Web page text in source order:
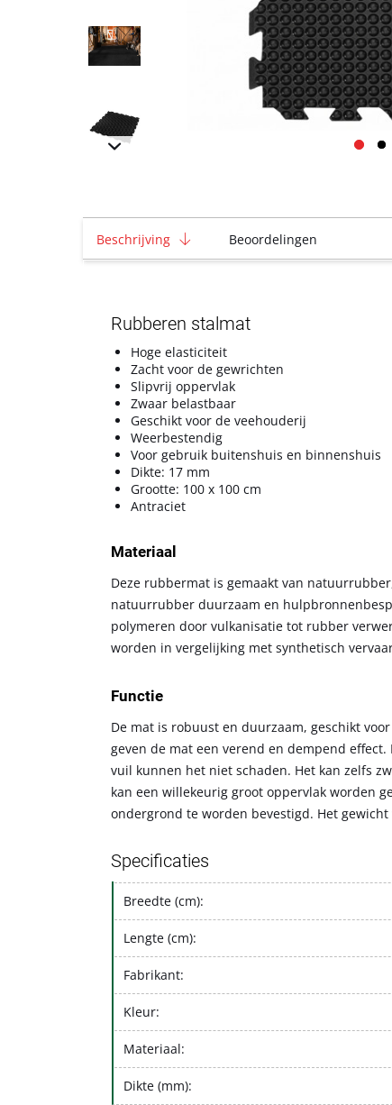
Beschrijving Beoordelingen
Rubberen stalmat
Hoge elasticiteit
Zacht voor de gewrichten
Slipvrij oppervlak
Zwaar belastbaar
Geschikt voor de veehouderij
Weerbestendig
Voor gebruik buitenshuis en binnenshuis
Dikte: 17 mm
Grootte: 100 x 100 cm
Antraciet
Materiaal
Deze rubbermat is gemaakt van
natuurrubber duurzaam en
polymeren door vulkanisatie tot rubber
worden in vergelijking met synthetisch
Functie
De mat is robuust en duurzaam, geschikt
geven de mat een verend en dempend
vuil kunnen het niet schaden. Het kan zelfs
kan een willekeurig groot oppervlak worden
ondergrond te worden bevestigd. Het
Specificaties
Breedte (cm):
Lengte (cm):
Fabrikant:
Kleur:
Materiaal:
Dikte (mm):